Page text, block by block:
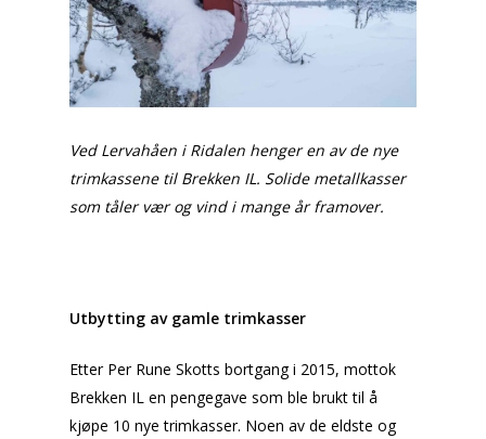
Ved Lervahåen i Ridalen henger en av de nye
trimkassene til Brekken IL. Solide metallkasser
som tåler vær og vind i mange år framover.
Utbytting av gamle trimkasser
Etter Per Rune Skotts bortgang i 2015, mottok
Brekken IL en pengegave som ble brukt til å
kjøpe 10 nye trimkasser. Noen av de eldste og